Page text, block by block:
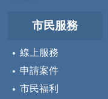
市民服務
線上服務
申請案件
市民福利